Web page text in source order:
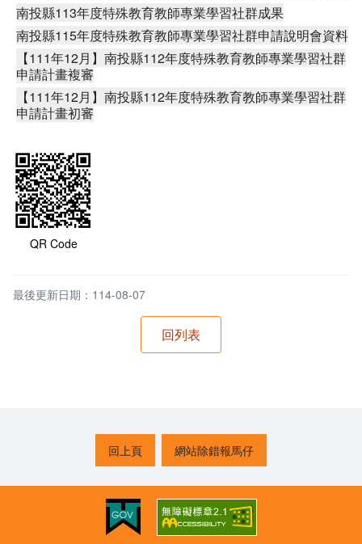
南投縣113年度特殊教育教師專業學習社群成果
南投縣115年度特殊教育教師專業學習社群申請說明會資料
【111年12月】南投縣112年度特殊教育教師專業學習社群
申請計畫複審
【111年12月】南投縣112年度特殊教育教師專業學習社群
申請計畫初審
QR Code
最後更新日期：114-08-07
回上頁 網站除錯報馬仔